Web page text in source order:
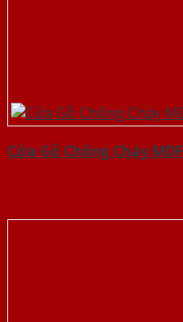
Cửa Gỗ Chống Cháy